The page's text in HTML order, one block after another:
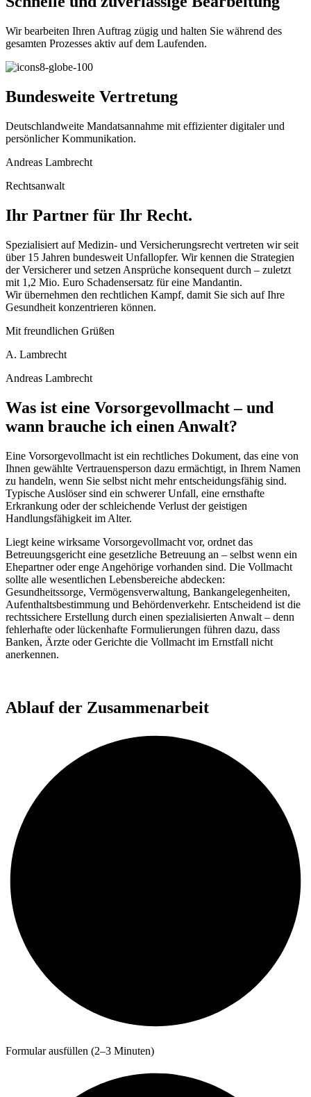
Wir bearbeiten Ihren Auftrag zügig und halten Sie während des
gesamten Prozesses aktiv auf dem Laufenden.
Bundesweite Vertretung
Deutschlandweite Mandatsannahme mit effizienter digitaler und
persönlicher Kommunikation.
Andreas Lambrecht
Rechtsanwalt
Ihr Partner für Ihr Recht.
Spezialisiert auf Medizin- und Versicherungsrecht vertreten wir seit
über 15 Jahren bundesweit Unfallopfer. Wir kennen die Strategien
der Versicherer und setzen Ansprüche konsequent durch – zuletzt
mit 1,2 Mio. Euro Schadensersatz für eine Mandantin.
Wir übernehmen den rechtlichen Kampf, damit Sie sich auf Ihre
Gesundheit konzentrieren können.
Mit freundlichen Grüßen
A. Lambrecht
Andreas Lambrecht
Was ist eine Vorsorgevollmacht – und
wann brauche ich einen Anwalt?
Eine Vorsorgevollmacht ist ein rechtliches Dokument, das eine von
Ihnen gewählte Vertrauensperson dazu ermächtigt, in Ihrem Namen
zu handeln, wenn Sie selbst nicht mehr entscheidungsfähig sind.
Typische Auslöser sind ein schwerer Unfall, eine ernsthafte
Erkrankung oder der schleichende Verlust der geistigen
Handlungsfähigkeit im Alter.
Liegt keine wirksame Vorsorgevollmacht vor, ordnet das
Betreuungsgericht eine gesetzliche Betreuung an – selbst wenn ein
Ehepartner oder enge Angehörige vorhanden sind. Die Vollmacht
sollte alle wesentlichen Lebensbereiche abdecken:
Gesundheitssorge, Vermögensverwaltung, Bankangelegenheiten,
Aufenthaltsbestimmung und Behördenverkehr. Entscheidend ist die
rechtssichere Erstellung durch einen spezialisierten Anwalt – denn
fehlerhafte oder lückenhafte Formulierungen führen dazu, dass
Banken, Ärzte oder Gerichte die Vollmacht im Ernstfall nicht
anerkennen.
Ablauf der Zusammenarbeit
Formular ausfüllen (2–3 Minuten)